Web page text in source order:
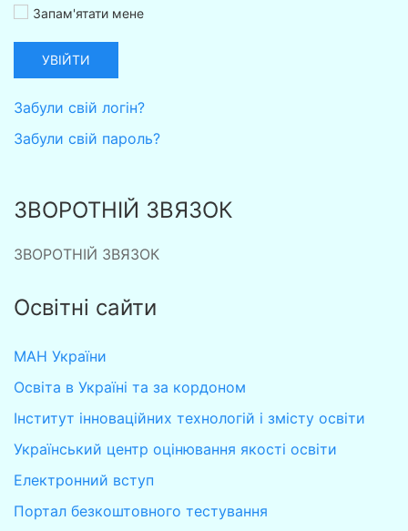
Запам'ятати мене
УВІЙТИ
Забули свій логін?
Забули свій пароль?
ЗВОРОТНІЙ ЗВЯЗОК
ЗВОРОТНІЙ ЗВЯЗОК
Освітні сайти
МАН України
Освіта в Україні та за кордоном
Інститут інноваційних технологій і змісту освіти
Український центр оцінювання якості освіти
Електронний вступ
Портал безкоштовного тестування